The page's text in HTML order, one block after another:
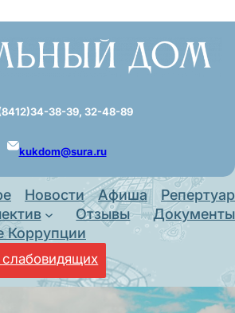
38-39, 32-48-89
kukdom@sura.ru
Новости Афиша
Репертуар
Отзывы
Документы
Коррупции